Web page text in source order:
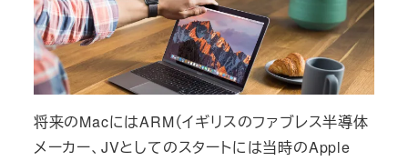
将来のMacにはARM（イギリスのファブレス半導体
メーカー、JVとしてのスタートには当時のApple